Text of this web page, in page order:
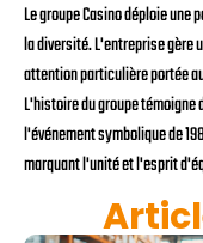
Le groupe Casino déploie
la diversité. L'entreprise gère
attention particulière portée
L'histoire du groupe
l'événement symbolique de
marquant l'unité et l'esprit